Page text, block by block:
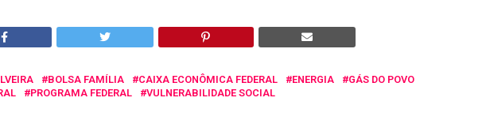
BOLSA FAMÍLIA CAIXA ECONÔMICA FEDERAL ENERGIA
GÁS DO POVO
PROGRAMA FEDERAL VULNERABILIDADE SOCIAL